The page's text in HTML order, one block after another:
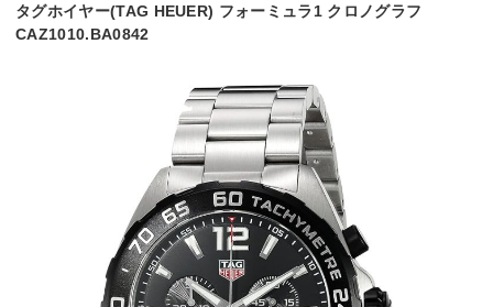
タグホイヤー(TAG HEUER) フォーミュラ1 クロノグラフ
CAZ1010.BA0842